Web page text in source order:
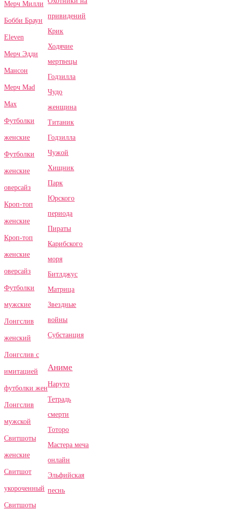
Мерч Милли
Бобби Браун
Eleven
Мерч Эдди
Мансон
Мерч Mad
Max
Футболки
женские
Футболки
женские
оверсайз
Кроп-топ
женские
Кроп-топ
женские
оверсайз
Футболки
мужские
Лонгслив
женский
Лонгслив с
имитацией
футболки жен
Лонгслив
мужской
Свитшоты
женские
Свитшот
укороченный
Свитшоты
привидений
Крик
Ходячие
мертвецы
Годзилла
Чудо
женщина
Титаник
Годзилла
Чужой
Хищник
Парк
Юрского
периода
Пираты
Карибского
моря
Битлджус
Матрица
Звездные
войны
Субстанция
Аниме
Наруто
Тетрадь
смерти
Тоторо
Мастера меча
онлайн
Эльфийская
песнь